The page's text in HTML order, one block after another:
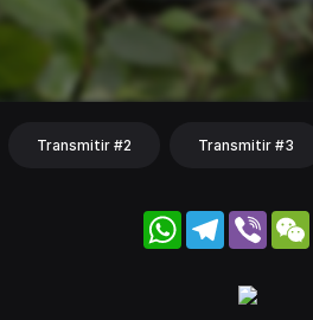
Transmitir #2 Transmitir #3
WhatsApp
Telegram
Viber